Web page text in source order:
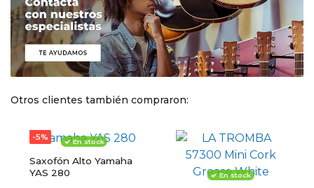
Otros clientes también compraron:
-5% En stock
Saxofón Alto Yamaha
YAS 280
En stock